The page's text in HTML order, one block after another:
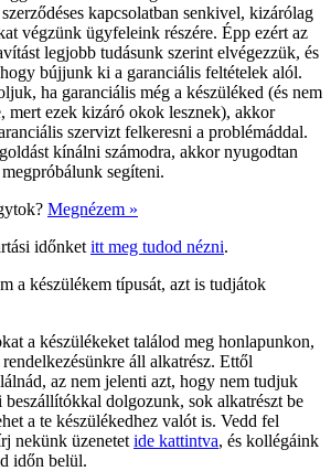
kapcsolatban senkivel, kizárólag
végzünk ügyfeleink részére. Épp ezért az
legjobb tudásunk szerint elvégezzük, és
bújjunk ki a garanciális feltételek alól.
ha garanciális még a készüléked (és nem
mert ezek kizáró okok lesznek), akkor
szervizt felkeresni a problémáddal.
kínálni számodra, akkor nyugodtan
segíteni.
Megnézem »
időnket itt meg tudod nézni.
a készülékem típusát, azt is tudjátok
a készülékeket találod meg honlapunkon,
áll alkatrész. Ettől
az nem jelenti azt, hogy nem tudjuk
dolgozunk, sok alkatrészt be
a te készülékedhez valót is. Vedd fel
nekünk üzenetet ide kattintva, és kollégáink
időn belül.